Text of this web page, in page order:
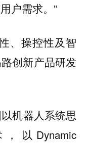
户需求。”
、操控性及智
创新产品研发
机器人系统思
以Dynamic